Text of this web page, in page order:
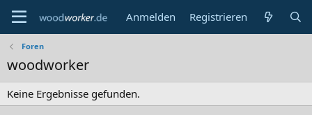
Anmelden Registrieren
Foren
woodworker
Keine Ergebnisse gefunden.